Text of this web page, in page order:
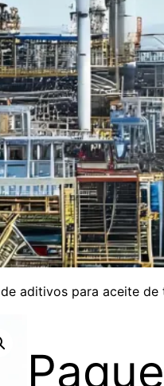
aditivos para aceite